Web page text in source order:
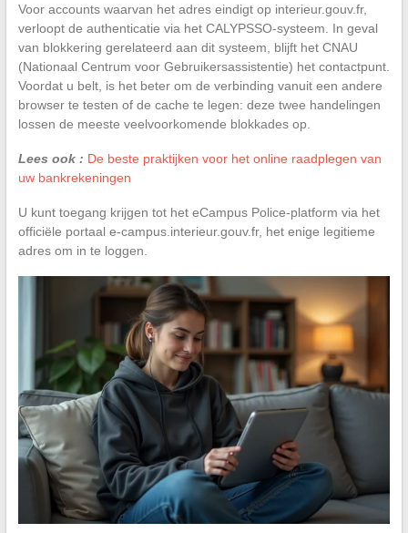
Voor accounts waarvan het adres eindigt op interieur.gouv.fr,
verloopt de authenticatie via het CALYPSSO-systeem. In geval
van blokkering gerelateerd aan dit systeem, blijft het CNAU
(Nationaal Centrum voor Gebruikersassistentie) het contactpunt.
Voordat u belt, is het beter om de verbinding vanuit een andere
browser te testen of de cache te legen: deze twee handelingen
lossen de meeste veelvoorkomende blokkades op.
Lees ook : De beste praktijken voor het online raadplegen van
uw bankrekeningen
U kunt toegang krijgen tot het eCampus Police-platform via het
officiële portaal e-campus.interieur.gouv.fr, het enige legitieme
adres om in te loggen.